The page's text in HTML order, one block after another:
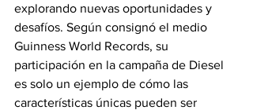
explorando nuevas oportunidades y
desafíos. Según consignó el medio
Guinness World Records, su
participación en la campaña de Diesel
es solo un ejemplo de cómo las
características únicas pueden ser